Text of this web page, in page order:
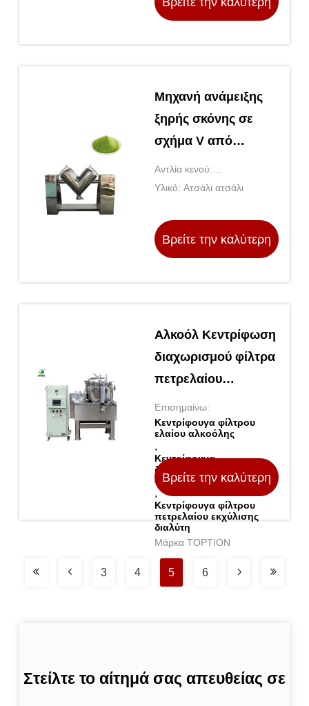
Μηχανή ανάμειξης
ξηρής σκόνης σε
σχήμα V από
ανοξείδωτο χάλυβα
με αντλία κενού
Αντλία κενού:
Συμπεριλαμβάνεται
Υλικό: Ατσάλι ατσάλι
Βρείτε την καλύτερη
Αλκοόλ Κεντρίφωση
διαχωρισμού φίλτρα
πετρελαίου
Κεντρίφωση για την
εξαγωγή διαλύτη
Επισημαίνω:
Κεντρίφουγα φίλτρου
ελαίου αλκοόλης
Κεντρίφουγα
διαχωρισμού πετρελαίου
φίλτρα Κεντρίφουγα
Κεντρίφουγα φίλτρου
πετρελαίου εκχύλισης
διαλύτη
Μάρκα TOPTION
Βρείτε την καλύτερη
τιμή
3 4 5 6
Στείλτε το αίτημά σας απευθείας σε